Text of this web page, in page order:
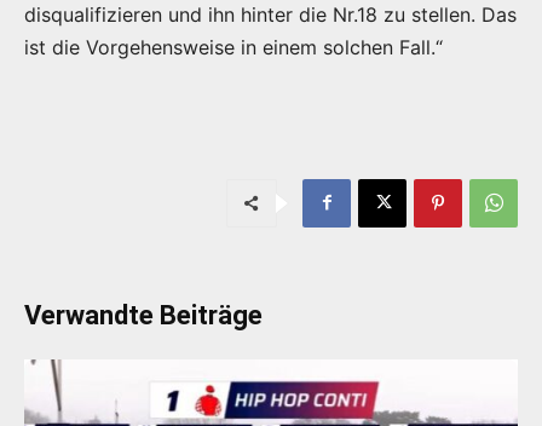
disqualifizieren und ihn hinter die Nr.18 zu stellen. Das
ist die Vorgehensweise in einem solchen Fall.“
Verwandte Beiträge